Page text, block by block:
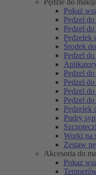
Pędzle do
Pokaż
Pędzel do
Pędzel
Pędzelek
Środek
Pędzel
Pędzel
Pędzel
Pędzel
Pędzel
Pędzelek
Pudry
Worki na
Zestaw
Akcesoria do
Pokaż